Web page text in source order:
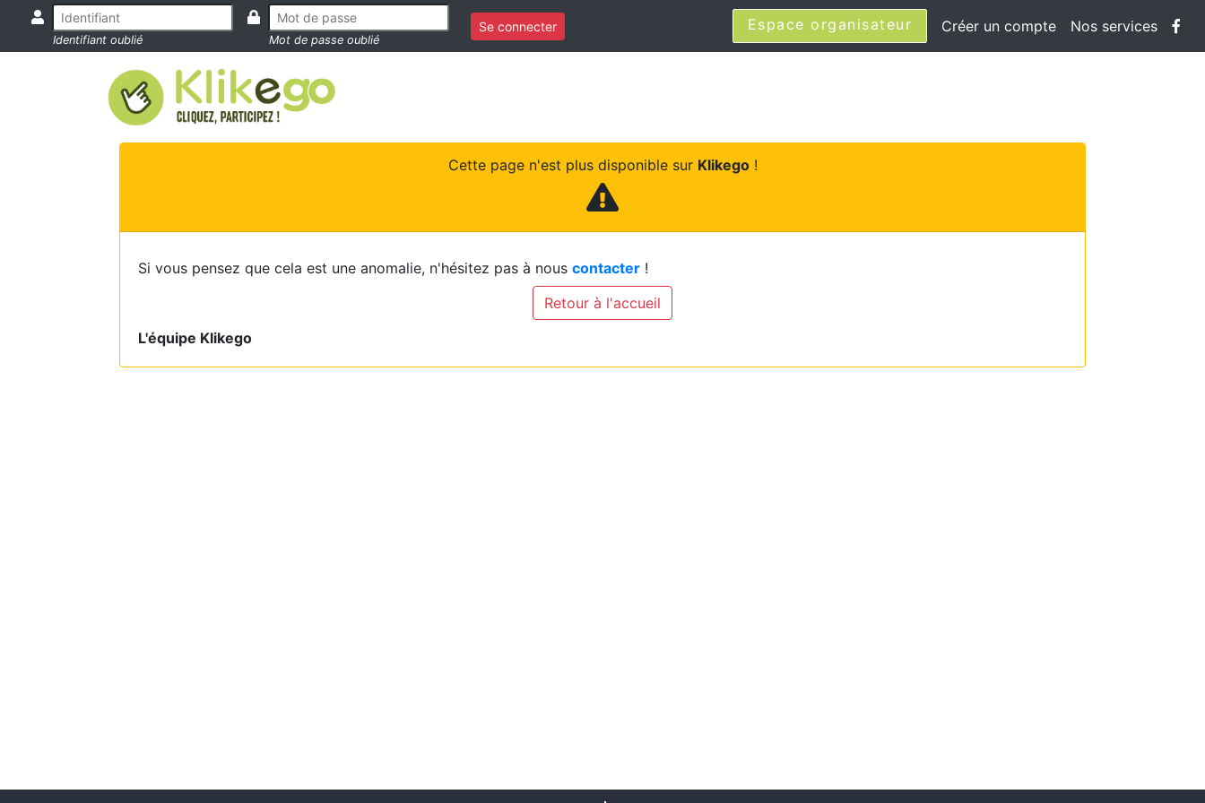
Identifiant oublié Mot de passe oublié
Se connecter Espace organisateur Créer un compte Nos services
Cette page n'est plus disponible sur Klikego!
Si vous pensez que cela est une anomalie, n'hésitez pas à nous contacter !
Retour à l'accueil
L'équipe Klikego